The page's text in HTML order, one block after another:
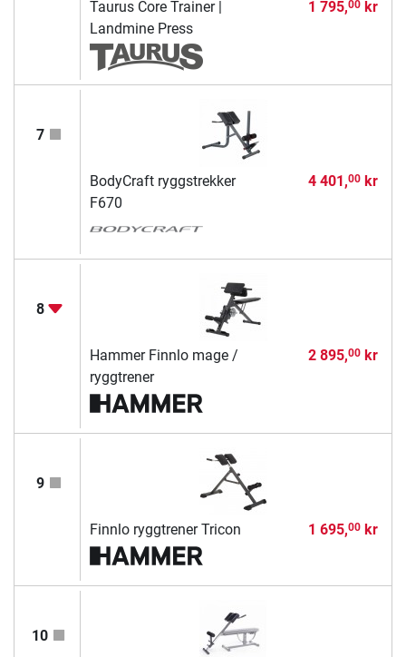
Taurus Core Trainer |
Landmine Press
1 795,00kr
7
BodyCraft ryggstrekker
F670
4 401,00kr
8
Hammer Finnlo mage /
ryggtrener
2 895,00kr
9
Finnlo ryggtrener Tricon 1 695,00kr
10